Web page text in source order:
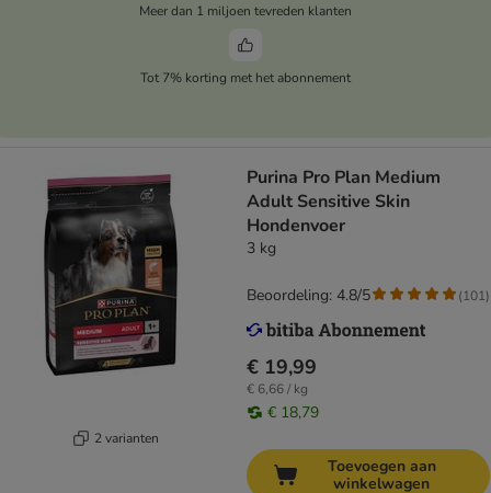
Meer dan 1 miljoen tevreden klanten
Tot 7% korting met het abonnement
2 varianten
Purina Pro Plan Medium
Adult Sensitive Skin
Hondenvoer
3 kg
€ 19,99
€ 6,66 / kg
€ 18,79
Beoordeling: 4.8/5 (101)
Toevoegen aan
winkelwagen